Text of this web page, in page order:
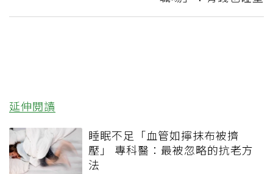
延伸閱讀
睡眠不足「血管如擰抹布被擠
壓」 專科醫：最被忽略的抗老方
法